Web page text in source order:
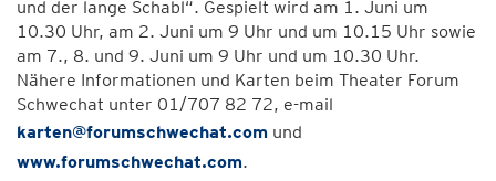
und der lange Schabl“. Gespielt wird am 1. Juni um
10.30 Uhr, am 2. Juni um 9 Uhr und um 10.15 Uhr sowie
am 7., 8. und 9. Juni um 9 Uhr und um 10.30 Uhr.
Nähere Informationen und Karten beim Theater Forum
Schwechat unter 01/707 82 72, e-mail
karten@forumschwechat.com und
www.forumschwechat.com.